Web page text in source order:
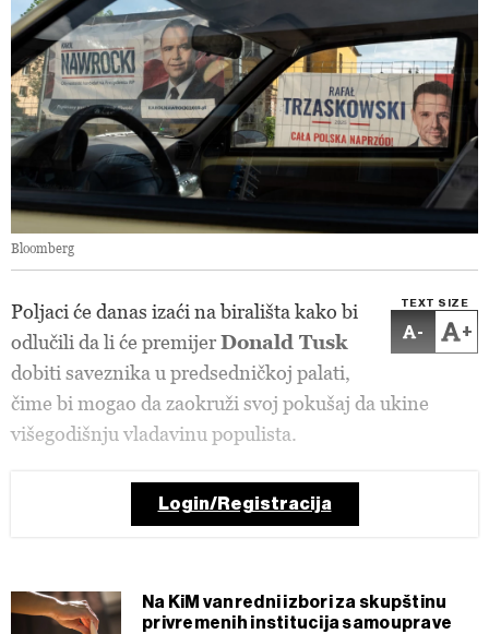
Bloomberg
TEXT SIZE
- +
Poljaci će danas izaći na birališta kako bi
odlučili da li će premijerDonald Tusk
dobiti saveznika u predsedničkoj palati,
čime bi mogao da zaokruži svoj pokušaj da ukine
višegodišnju vladavinu populista.
Login/Registracija
Na KiM vanredni izbori za skupštinu
privremenih institucija samouprave